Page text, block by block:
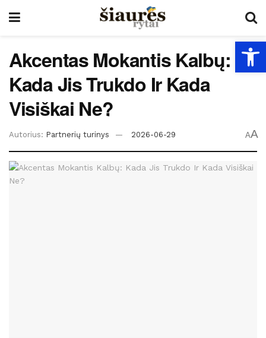
Akcentas Mokantis Kalbų:
Kada Jis Trukdo Ir Kada
Visiškai Ne?
Autorius: Partnerių turinys 2026-06-29 AA